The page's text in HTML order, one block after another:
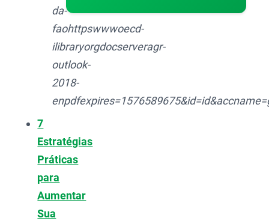
da-
faohttpswwwoecd-
ilibraryorgdocserveragr-
outlook-
2018-
7
Estratégias
Práticas
para
Aumentar
Sua